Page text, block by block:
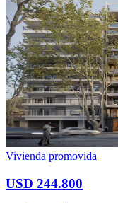
Vivienda promovida
USD 244.800